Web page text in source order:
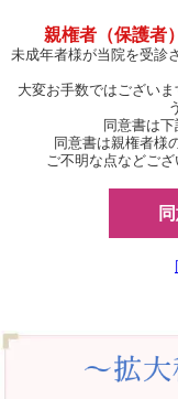
親権者（保護者
未成年者様が当院を受診
大変お手数ではござい
同意書は
同意書は親権者様
ご不明な点などご